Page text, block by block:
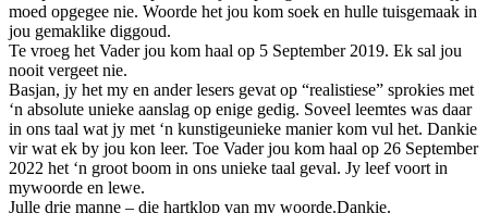
moed opgegee nie. Woorde het jou kom soek en hulle tuisgemaak in
jou gemaklike diggoud.
Te vroeg het Vader jou kom haal op 5 September 2019. Ek sal jou
nooit vergeet nie.
Basjan, jy het my en ander lesers gevat op “realistiese” sprokies met
‘n absolute unieke aanslag op enige gedig. Soveel leemtes was daar
in ons taal wat jy met ‘n kunstigeunieke manier kom vul het. Dankie
vir wat ek by jou kon leer. Toe Vader jou kom haal op 26 September
2022 het ‘n groot boom in ons unieke taal geval. Jy leef voort in
mywoorde en lewe.
Julle drie manne – die hartklop van my woorde.Dankie.